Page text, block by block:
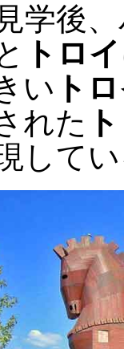
学後
トロイ
い ト
れた
して